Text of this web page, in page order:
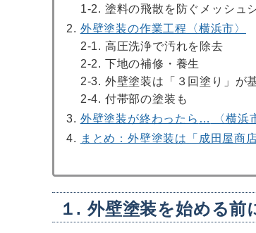
1-2. 塗料の飛散を防ぐメッシュ
外壁塗装の作業工程〈横浜市〉
2-1. 高圧洗浄で汚れを除去
2-2. 下地の補修・養生
2-3. 外壁塗装は「３回塗り」が
2-4. 付帯部の塗装も
外壁塗装が終わったら …
〈横浜
まとめ：外壁塗装は「成田屋商
１. 外壁塗装を始める前